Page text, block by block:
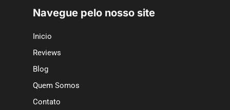
Navegue pelo nosso site
Inicio
Reviews
Blog
Quem Somos
Contato